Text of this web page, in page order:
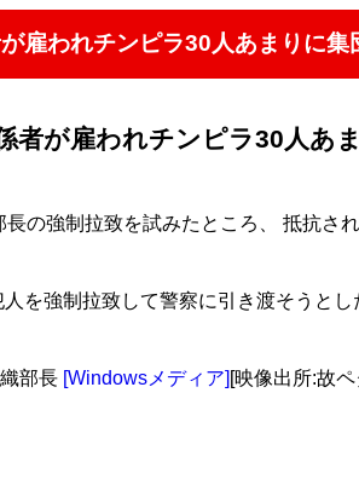
雇われチンピラ30人あまりに集
者が雇われチンピラ30人あ
の強制拉致を試みたところ、 抵抗さ
を強制拉致して警察に引き渡そうとし
部長 [Windowsメディア] [映像出所:故